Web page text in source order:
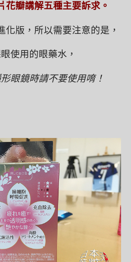
花瓣講解五種主要訴求。
化版，所以需要注意的是，
使用的眼藥水，
眼鏡時請不要使用唷！